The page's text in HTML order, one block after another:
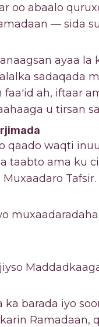
oo abaalo
— sida
ayaa
sadaqada
ah, iftaar
u tirsan
qaado waqti
taabto ama ku
Tafsir.
ka barada iyo
Ramadaan,